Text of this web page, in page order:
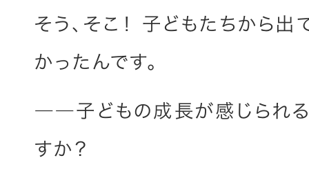
そう、そこ！ 子どもたちから出
かったんです。
――子どもの成長が感じられ
すか？